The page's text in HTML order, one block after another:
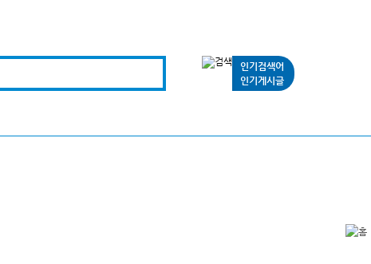
인기검색어
인기게시글